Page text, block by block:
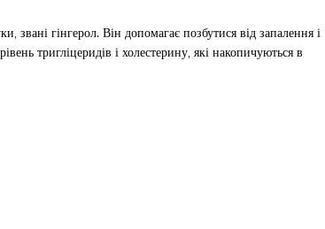
звані гінгерол. Він допомагає позбутися від запалення і
тригліцеридів і холестерину, які накопичуються в